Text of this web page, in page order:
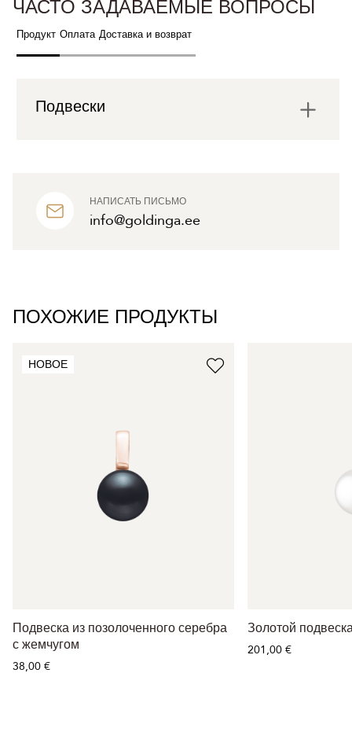
НАПИСАТЬ ПИСЬМО
info@goldinga.ee
ЧАСТО ЗАДАВАЕМЫЕ ВОПРОСЫ
Продукт Оплата Доставка и возврат
Подвески
ПОХОЖИЕ ПРОДУКТЫ
НОВОЕ
Подвеска из позолоченного серебра
с жемчугом
38,00 €
Золотой
201,00 €